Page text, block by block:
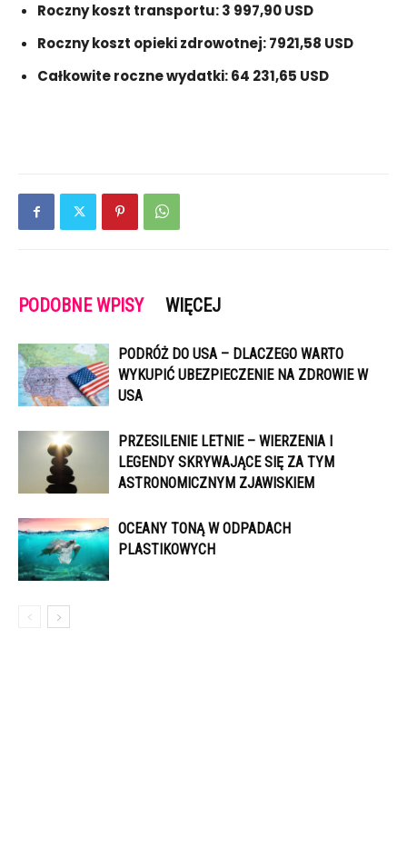
Roczny koszt transportu: 3 997,90 USD
Roczny koszt opieki zdrowotnej: 7921,58 USD
Całkowite roczne wydatki: 64 231,65 USD
PODOBNE WPISY WIĘCEJ
PODRÓŻ DO USA – DLACZEGO WARTO
WYKUPIĆ UBEZPIECZENIE NA ZDROWIE W
USA
PRZESILENIE LETNIE – WIERZENIA I
LEGENDY SKRYWAJĄCE SIĘ ZA TYM
ASTRONOMICZNYM ZJAWISKIEM
OCEANY TONĄ W ODPADACH
PLASTIKOWYCH